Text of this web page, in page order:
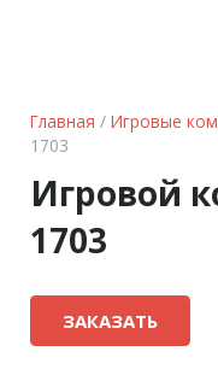
Главная / Игровые
1703
Игровой
1703
ЗАКАЗАТЬ